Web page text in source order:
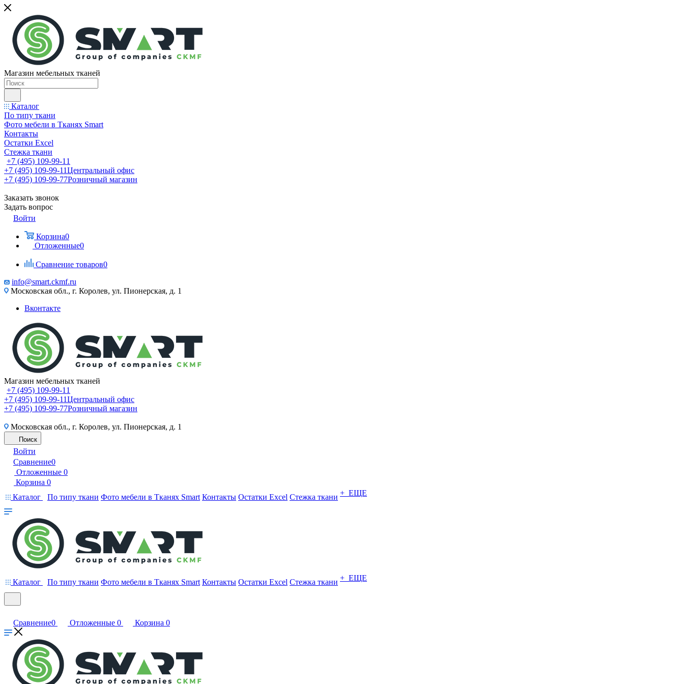
Магазин мебельных тканей
Каталог
По типу ткани
Фото мебели в Тканях Smart
Контакты
Остатки Excel
Стежка ткани
+7 (495) 109-99-11
+7 (495) 109-99-11Центральный офис
+7 (495) 109-99-77Розничный магазин
Заказать звонок
Задать вопрос
Войти
Корзина0
Отложенные0
Сравнение товаров0
info@smart.ckmf.ru
Московская обл., г. Королев, ул. Пионерская, д. 1
Вконтакте
Магазин мебельных тканей
+7 (495) 109-99-11
+7 (495) 109-99-11Центральный офис
+7 (495) 109-99-77Розничный магазин
Московская обл., г. Королев, ул. Пионерская, д. 1
Поиск
Войти
Сравнение0
Отложенные 0
Корзина 0
Каталог
По типу ткани Фото мебели в Тканях Smart Контакты Остатки Excel Стежка ткани + ЕЩЕ
Каталог По типу ткани Фото мебели в Тканях Smart Контакты Остатки Excel Стежка ткани + ЕЩЕ
Сравнение0 Отложенные 0 Корзина 0